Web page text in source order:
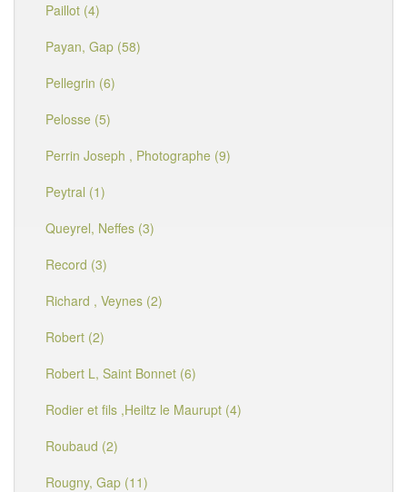
Paillot (4)
Payan, Gap (58)
Pellegrin (6)
Pelosse (5)
Perrin Joseph , Photographe (9)
Peytral (1)
Queyrel, Neffes (3)
Record (3)
Richard , Veynes (2)
Robert (2)
Robert L, Saint Bonnet (6)
Rodier et fils ,Heiltz le Maurupt (4)
Roubaud (2)
Rougny, Gap (11)